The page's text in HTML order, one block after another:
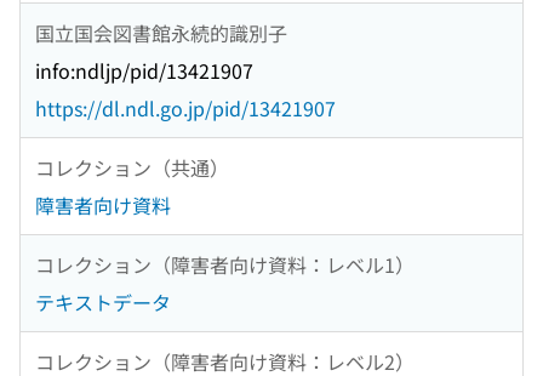
国立国会図書館永続的識別子
info:ndljp/pid/13421907
https://dl.ndl.go.jp/pid/13421907
コレクション（共通）
障害者向け資料
コレクション（障害者向け資料：レベル1）
テキストデータ
コレクション（障害者向け資料：レベル2）